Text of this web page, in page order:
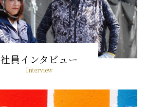
社員インタビュー
Interview